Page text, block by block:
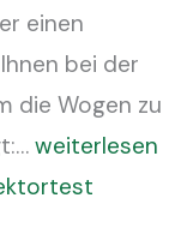
einen
bei der
die Wogen zu
weiterlesen